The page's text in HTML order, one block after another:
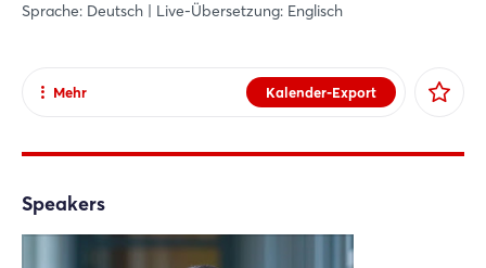
Sprache: Deutsch | Live-Übersetzung: Englisch
Kalender-Export
Mehr
Facebook
Speakers